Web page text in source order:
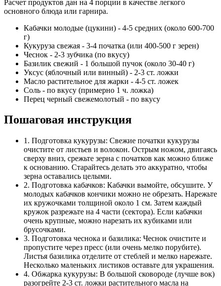
Расчет продуктов дан на 4 порции в качестве легкого
основного блюда или гарнира.
Кабачки молодые (цукини) - 4-5 средних (около 600-700
г)
Кукуруза свежая - 3-4 початка (или 400-500 г зерен)
Чеснок - 2-3 зубчика (по вкусу)
Базилик свежий - 1 большой пучок (около 30-40 г)
Уксус (яблочный или винный) - 2-3 ст. ложки
Масло растительное для жарки - 4-5 ст. ложек
Соль - по вкусу (примерно 1 ч. ложка)
Перец черный свежемолотый - по вкусу
Пошаговая инструкция
1. Подготовка кукурузы: Свежие початки кукурузы
очистите от листьев и волокон. Острым ножом, двигаясь
сверху вниз, срежьте зерна с початков как можно ближе
к основанию. Старайтесь делать это аккуратно, чтобы
зерна оставались целыми.
2. Подготовка кабачков: Кабачки вымойте, обсушите. У
молодых кабачков кончики можно не обрезать. Нарежьте
их кружочками толщиной около 1 см. Затем каждый
кружок разрежьте на 4 части (сектора). Если кабачки
очень крупные, можно нарезать их кубиками или
брусочками.
3. Подготовка чеснока и базилика: Чеснок очистите и
пропустите через пресс (или очень мелко порубите).
Листья базилика отделите от стеблей и мелко нарежьте.
Несколько маленьких листиков оставьте для украшения.
4. Обжарка кукурузы: В большой сковороде (лучше вок)
разогрейте 2-3 ст. ложки растительного масла на